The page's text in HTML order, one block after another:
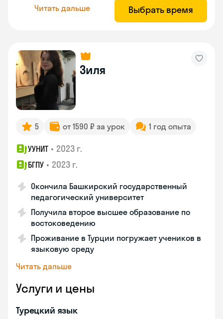
Читать дальше Выбрать время
Зиля
5 от 1590 ₽ за урок 1 год опыта
УУНИТ • 2023 г.
БГПУ • 2023 г.
Окончила Башкирский государственный
педагогический университет
Получила второе высшее образование по
востоковедению
Проживание в Турции погружает учеников в
языковую среду
Читать дальше
Услуги и цены
Турецкий язык